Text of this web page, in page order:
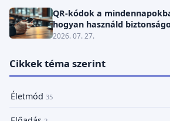
QR-kódok a
hogyan használd
2026. 07. 27.
Cikkek téma szerint
Életmód 35